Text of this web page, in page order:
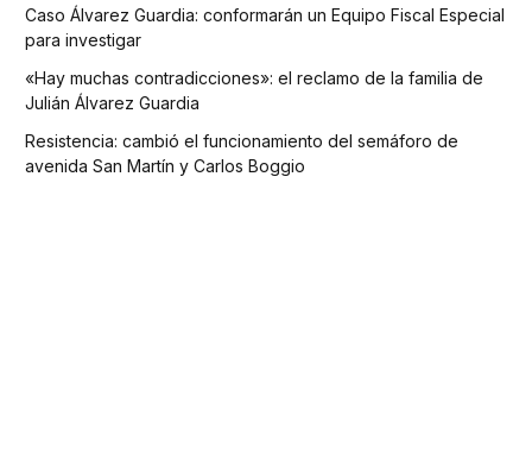
Caso Álvarez Guardia: conformarán un Equipo Fiscal Especial
para investigar
«Hay muchas contradicciones»: el reclamo de la familia de
Julián Álvarez Guardia
Resistencia: cambió el funcionamiento del semáforo de
avenida San Martín y Carlos Boggio